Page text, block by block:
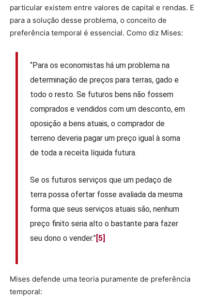
particular existem entre valores de capital e rendas. E
para a solução desse problema, o conceito de
preferência temporal é essencial. Como diz Mises:
“Para os economistas há um problema na
determinação de preços para terras, gado e
todo o resto. Se futuros bens não fossem
comprados e vendidos com um desconto, em
oposição a bens atuais, o comprador de
terreno deveria pagar um preço igual à soma
de toda a receita líquida futura.
Se os futuros serviços que um pedaço de
terra possa ofertar fosse avaliada da mesma
forma que seus serviços atuais são, nenhum
preço finito seria alto o bastante para fazer
seu dono o vender.”[5]
Mises defende uma teoria puramente de preferência
temporal: